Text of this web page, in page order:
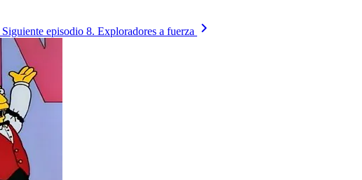
Siguiente episodio 8. Exploradores a fuerza